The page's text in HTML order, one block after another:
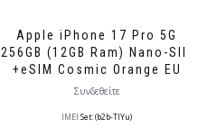
Apple iPhone 17 Pro 5G
256GB (12GB Ram) Nano-SIM
+eSIM Cosmic Orange EU
Συνδεθείτε
IMEI Set: (b2b-TlYu)